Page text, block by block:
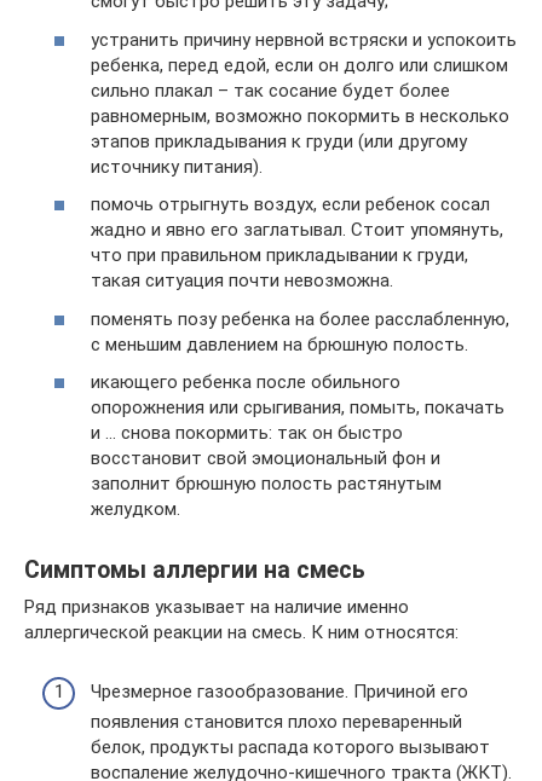
устранить причину нервной встряски и успокоить
ребенка, перед едой, если он долго или слишком
сильно плакал – так сосание будет более
равномерным, возможно покормить в несколько
этапов прикладывания к груди (или другому
источнику питания).
помочь отрыгнуть воздух, если ребенок сосал
жадно и явно его заглатывал. Стоит упомянуть,
что при правильном прикладывании к груди,
такая ситуация почти невозможна.
поменять позу ребенка на более расслабленную,
с меньшим давлением на брюшную полость.
икающего ребенка после обильного
опорожнения или срыгивания, помыть, покачать
и … снова покормить: так он быстро
восстановит свой эмоциональный фон и
заполнит брюшную полость растянутым
желудком.
Симптомы аллергии на смесь
Ряд признаков указывает на наличие именно
аллергической реакции на смесь. К ним относятся:
Чрезмерное газообразование. Причиной его
появления становится плохо переваренный
белок, продукты распада которого вызывают
воспаление желудочно-кишечного тракта (ЖКТ).